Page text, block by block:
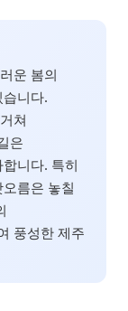
운 봄의
니다.
쳐
은
니다. 특히
름은 놓칠
풍성한 제주